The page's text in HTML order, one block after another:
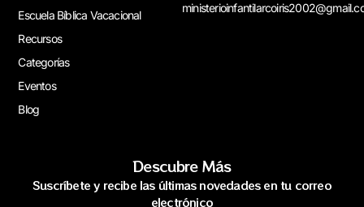
Escuela Bíblica Vacacional
Recursos
Categorías
Eventos
Blog
Descubre Más
Suscríbete y recibe las últimas novedades en tu correo
electrónico